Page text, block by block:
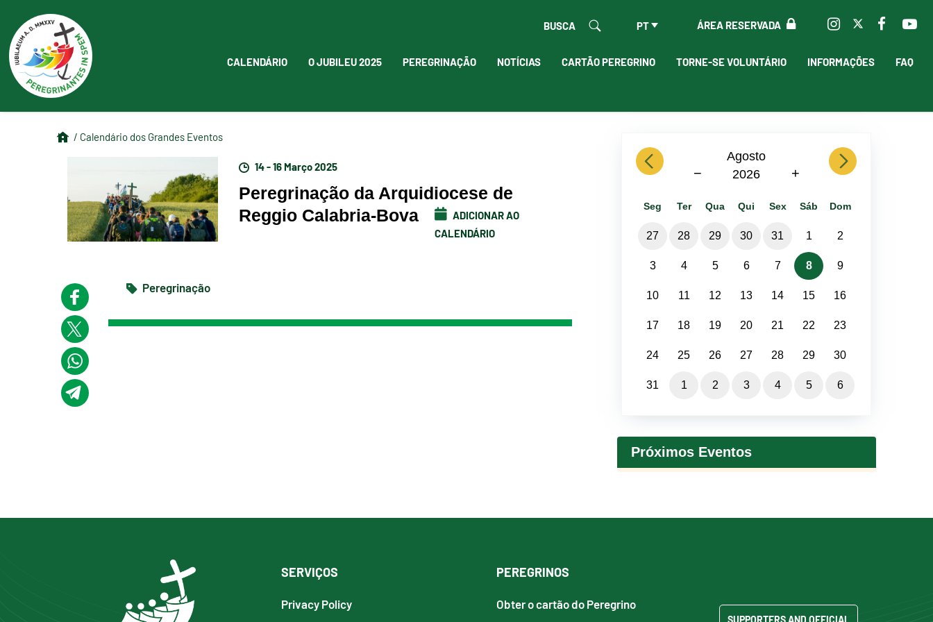
ÁREA RESERVADA
PT
BUSCA
CALENDÁRIO O JUBILEU 2025 PEREGRINAÇÃO NOTÍCIAS CARTÃO PEREGRINO TORNE-SE VOLUNTÁRIO INFORMAÇÕES FAQ
/ Calendário dos Grandes Eventos
14 - 16 Março 2025
Peregrinação da Arquidiocese de
Reggio Calabria-Bova
ADICIONAR AO
CALENDÁRIO
Peregrinação
previous
Agosto
2026
− +
next
Seg Ter Qua Qui Sex Sáb Dom
27 28 29 30 31 1 2
3 4 5 6 7 8 9
10 11 12 13 14 15 16
17 18 19 20 21 22 23
24 25 26 27 28 29 30
31 1 2 3 4 5 6
Próximos Eventos
SERVIÇOS
Privacy Policy
PEREGRINOS
Obter o cartão do Peregrino
SUPPORTERS AND OFFICIAL